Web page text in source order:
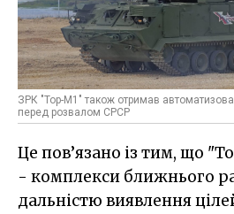
ЗРК "Тор-М1" також отримав
перед розвалом СРСР
Це пов’язано із тим, що
- комплекси ближнього
дальністю виявлення